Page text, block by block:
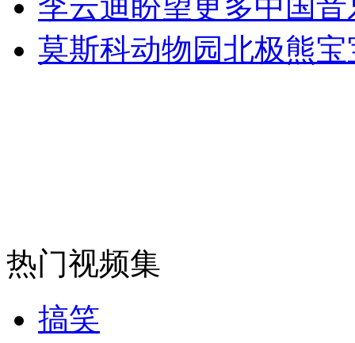
安徽一实载49人客车翻车
莫斯科动物园北极熊
热门视频集
搞笑